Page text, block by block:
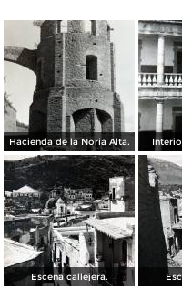
Hacienda de la Noria Alta.
Escena callejera.